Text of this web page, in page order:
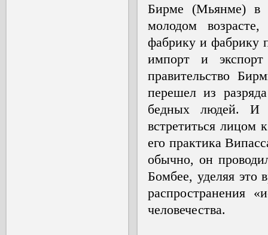
Бирме (Мьянме) в
молодом
фабрику и фабрику
импорт и
правительство
перешел из
бедных людей. И
встретиться лицом
его практика
обычно, он
Бомбее, уделяя это
распространения
человечества.